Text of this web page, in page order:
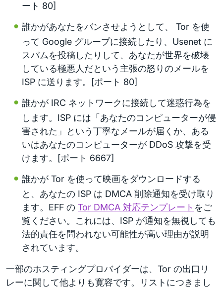
ート 80]
誰かがあなたをバンさせようとして、 Tor を使
って Google グループに接続したり、Usenet に
スパムを投稿したりして、あなたが世界を破壊
している極悪人だという主張の怒りのメールを
ISP に送ります。[ポート 80]
誰かが IRC ネットワークに接続して迷惑行為を
します。ISP には「あなたのコンピューターが侵
害された」という丁寧なメールが届くか、ある
いはあなたのコンピューターが DDoS 攻撃を受
けます。[ポート 6667]
誰かが Tor を使って映画をダウンロードする
と、あなたの ISP は DMCA 削除通知を受け取り
ます。EFF の Tor DMCA 対応テンプレート をご
覧ください。これには、ISP が通知を無視しても
法的責任を問われない可能性が高い理由が説明
されています。
一部のホスティングプロバイダーは、Tor の出口リ
レーに関して他よりも寛容です。リストにつきまし